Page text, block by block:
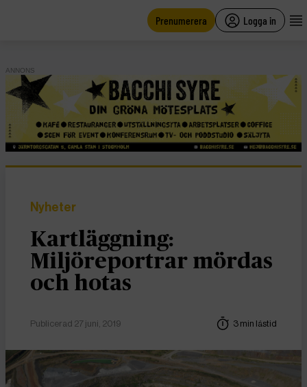
Prenumerera Logga in
ANNONS
Nyheter
Kartläggning:
Miljöreportrar mördas
och hotas
Publicerad 27 juni, 2019 3 min lästid